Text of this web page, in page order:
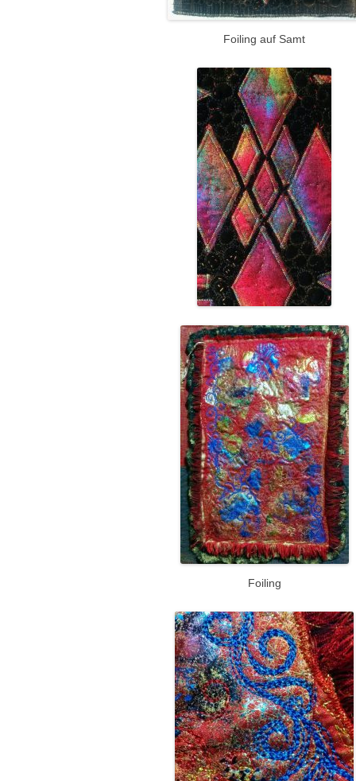
Foiling auf Samt
Foiling